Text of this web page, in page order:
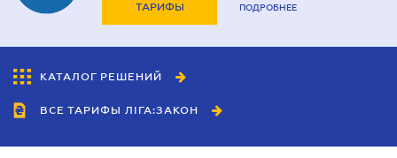
ТАРИФЫ ПОДРОБНЕЕ
КАТАЛОГ РЕШЕНИЙ
ВСЕ ТАРИФЫ ЛІГА:ЗАКОН